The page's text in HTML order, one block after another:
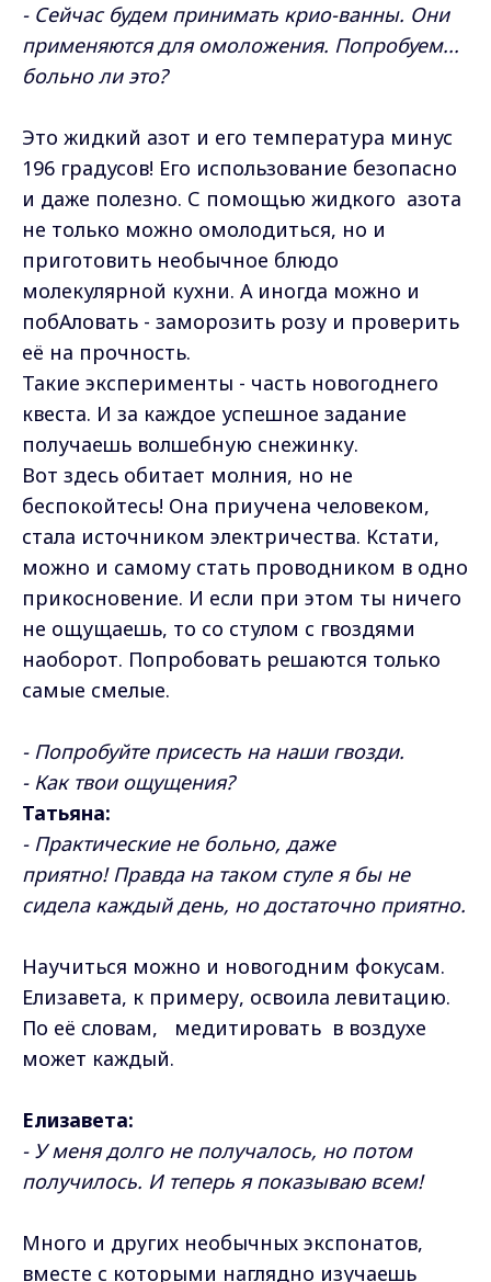
- Сейчас будем принимать крио-ванны. Они
применяются для омоложения. Попробуем...
больно ли это?
Это жидкий азот и его температура минус
196 градусов! Его использование безопасно
и даже полезно. С помощью жидкого азота
не только можно омолодиться, но и
приготовить необычное блюдо
молекулярной кухни. А иногда можно и
побАловать - заморозить розу и проверить
её на прочность.
Такие эксперименты - часть новогоднего
квеста. И за каждое успешное задание
получаешь волшебную снежинку.
Вот здесь обитает молния, но не
беспокойтесь! Она приучена человеком,
стала источником электричества. Кстати,
можно и самому стать проводником в одно
прикосновение. И если при этом ты ничего
не ощущаешь, то со стулом с гвоздями
наоборот. Попробовать решаются только
самые смелые.
- Попробуйте присесть на наши гвозди.
- Как твои ощущения?
Татьяна:
- Практические не больно, даже
приятно! Правда на таком стуле я бы не
сидела каждый день, но достаточно приятно.
Научиться можно и новогодним фокусам.
Елизавета, к примеру, освоила левитацию.
По её словам, медитировать в воздухе
может каждый.
Елизавета:
- У меня долго не получалось, но потом
получилось. И теперь я показываю всем!
Много и других необычных экспонатов,
вместе с которыми наглядно изучаешь